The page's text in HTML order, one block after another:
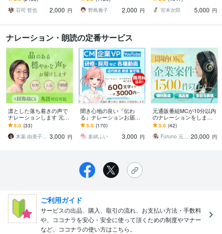
荘司 哲也
2,000 円
店舗案内アナウンス、音
声ガイダンスなど
野島雅子
2,000 円
0字まで5,000円】【即日
納品可能】
宮本次郎
5,000 円
ナレーション・朗読の定番サービス
凛とした落ち着きの声で
ナレーションします 元国
際線CA｜紹介・説明・研
修・ガイド音声に
5.0 (33)
木葉 由美子｜日英バイリンガルナレーター 3,000 円
聞き心地の良い『伝わ
る』ナレーションお届け
します ■用途に合わせ声
色自在！CM、企業VPなど
お任せください！
5.0 (170)
多綿ふい
3,000 円
元通販番組MCが10分以内
のナレーションをします
セミナー、eラーニング、
イベント音声などお任せ
ください！
5.0 (42)
Furuno 元通販番組MC 20,000 円
ご利用ガイド
サービスの出品、購入、取引の流れ、お支払い方法・手数料
や、ココナラを安心・安全に使って頂くための制度やマナー
など、ココナラの使い方はこちら。